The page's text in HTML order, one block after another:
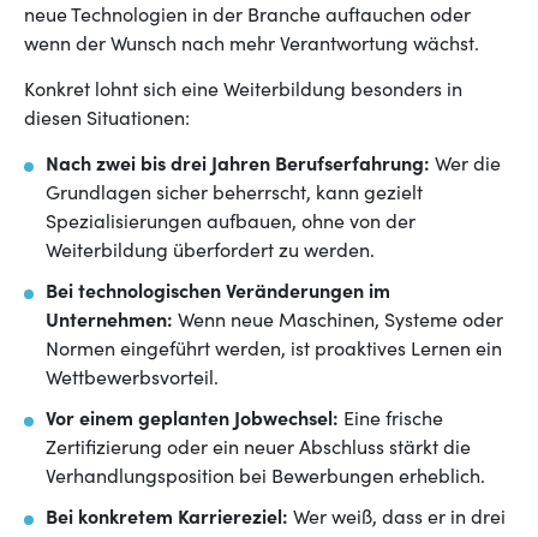
neue Technologien in der Branche auftauchen oder
wenn der Wunsch nach mehr Verantwortung wächst.
Konkret lohnt sich eine Weiterbildung besonders in
diesen Situationen:
Nach zwei bis drei Jahren Berufserfahrung: Wer die
Grundlagen sicher beherrscht, kann gezielt
Spezialisierungen aufbauen, ohne von der
Weiterbildung überfordert zu werden.
Bei technologischen Veränderungen im
Unternehmen: Wenn neue Maschinen, Systeme oder
Normen eingeführt werden, ist proaktives Lernen ein
Wettbewerbsvorteil.
Vor einem geplanten Jobwechsel: Eine frische
Zertifizierung oder ein neuer Abschluss stärkt die
Verhandlungsposition bei Bewerbungen erheblich.
Bei konkretem Karriereziel: Wer weiß, dass er in drei